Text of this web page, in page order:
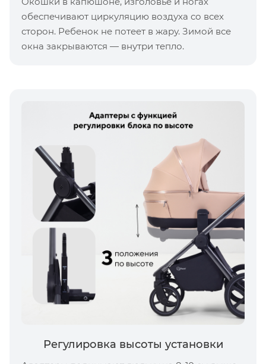
обеспечивают циркуляцию воздуха со всех
сторон. Ребенок не потеет в жару. Зимой все
окна закрываются — внутри тепло.
Регулировка высоты установки